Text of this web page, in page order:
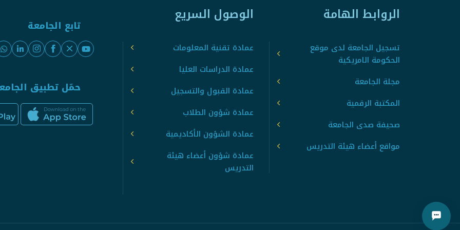
الروابط الهامة
تسجيل الجامعة لدى موقع
الحكومة الامريكية
مجلة الجامعة
المكتبة الرقمية
صحيفة صدى الجامعة
مواقع أعضاء هيئة التدريس
الوصول السريع
عمادة تقنية المعلومات
عمادة الدراسات العليا
عمادة القبول والتسجيل
عمادة شؤون الطلاب
عمادة الشؤون الأكاديمية
عمادة شؤون أعضاء هيئة
التدريس
تابع الجامعة
حمّل تطبيق